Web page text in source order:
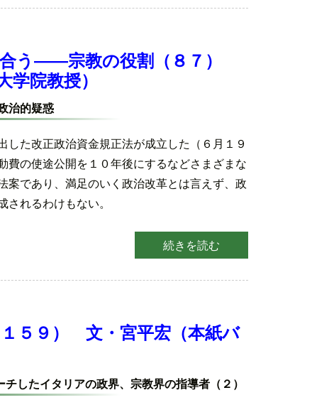
う――宗教の役割（８７）
院教授）
治的疑惑
した改正政治資金規正法が成立した（６月１９
費の使途公開を１０年後にするなどさまざまな
案であり、満足のいく政治改革とは言えず、政
されるわけもない。
続きを読む
５９） 文・宮平宏（本紙バ
チしたイタリアの政界、宗教界の指導者（２）